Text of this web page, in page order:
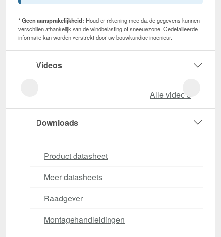
* Geen aansprakelijkheid: Houd er rekening mee dat de gegevens kunnen
verschillen afhankelijk van de windbelasting of sneeuwzone. Gedetailleerde
informatie kan worden verstrekt door uw bouwkundige ingenieur.
Videos
Alle video‘s
Downloads
Product datasheet
Meer datasheets
Raadgever
Montagehandleidingen